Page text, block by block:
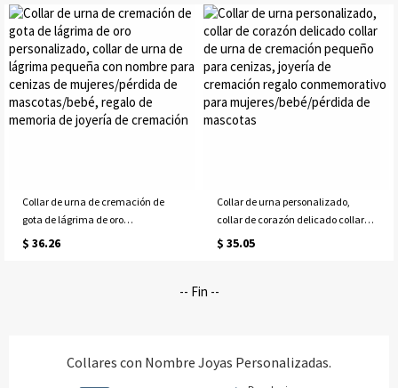
cremación, joyería con grabado
conmemorativo para cenizas,
canción
inoxidable/plata esterlina, regalo
conmemorativo para cenizas de
humanos/mascotas
Collar de urna de cremación de
gota de lágrima de oro
personalizado, collar de urna de
$ 36.26
Collar de urna personalizado,
collar de corazón delicado collar
de urna de cremación pequeño
mujeres/bebé/pérdida de
$ 35.05
-- Fin --
Collares con Nombre Joyas Personalizadas.